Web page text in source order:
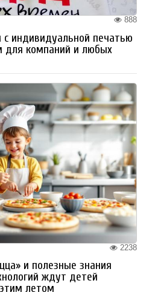
888
с индивидуальной печатью
для компаний и любых
2238
и полезные знания
ждут детей
летом